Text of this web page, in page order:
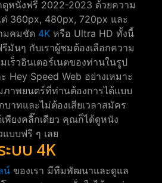
หนังฟรี 2022-2023 ด้วยความ
360px, 480px, 720px และ
มคมชัด 4K หรือ Ultra HD ทั้งนี้
มันๆ กับเราผู้ชมต้องเลือกความ
เร็วอินเตอร์เนตของท่านในรูป
Hey Speed Web อย่างเหมาะ
าพยนตร์ที่ท่านต้องการได้แบบ
บาทและไม่ต้องเสียเวลาสมัคร
พียงคลิ๊กเดียว คุณก็ได้ดูหนัง
แบบฟรี ๆ เลย
บบ 4K
น์ ของเรา มีทีมพัฒนาและดูแล